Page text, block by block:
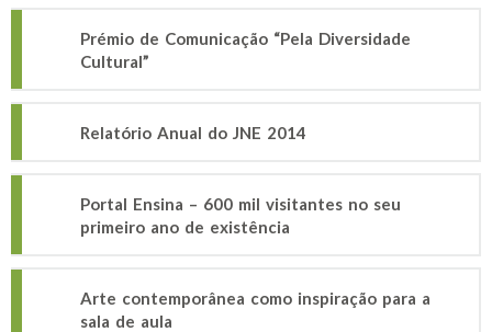
Prémio de Comunicação “Pela Diversidade
Cultural”
Relatório Anual do JNE 2014
Portal Ensina – 600 mil visitantes no seu
primeiro ano de existência
Arte contemporânea como inspiração para a
sala de aula